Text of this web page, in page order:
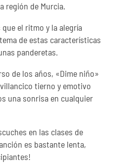
región de Murcia.
el ritmo y la alegría
de estas características
panderetas.
de los años, «Dime niño»
tierno y emotivo
una sonrisa en cualquier
en las clases de
es bastante lenta,